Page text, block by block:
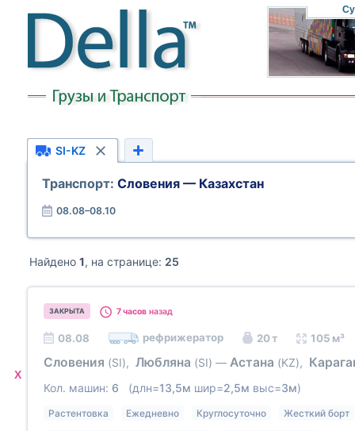
SI-KZ
Транспорт: Словения — Казахстан
08.08–08.10
Найдено 1, на странице: 25
X
ЗАКРЫТА 7 часов назад
08.08 рефрижератор 20 т 105 м³
Словения (SI), Любляна (SI) — Астана (KZ),
Кол. машин: 6 (длн=13,5м шир=2,5м выс=3м)
Растентовка Ежедневно Круглосуточно Жесткий борт